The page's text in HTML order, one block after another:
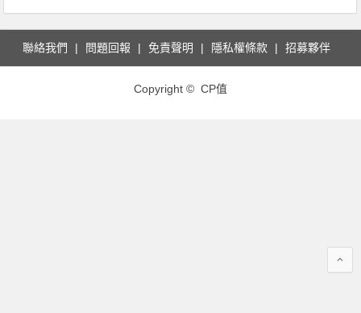
聯絡我們 問題回報 免責聲明 隱私權條款 招募夥伴
Copyright © CP值